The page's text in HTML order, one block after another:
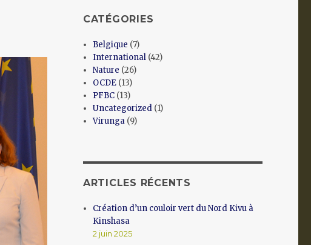
CATÉGORIES
Belgique (7)
International (42)
Nature (26)
OCDE (13)
PFBC (13)
Uncategorized (1)
Virunga (9)
ARTICLES RÉCENTS
Création d’un couloir vert du Nord Kivu à
Kinshasa
2 juin 2025